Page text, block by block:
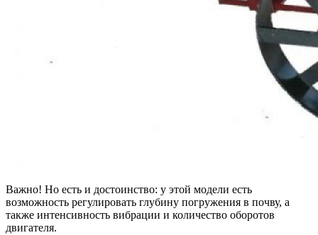
Важно! Но есть и достоинство: у этой модели есть
возможность регулировать глубину погружения в почву, а
также интенсивность вибрации и количество оборотов
двигателя.